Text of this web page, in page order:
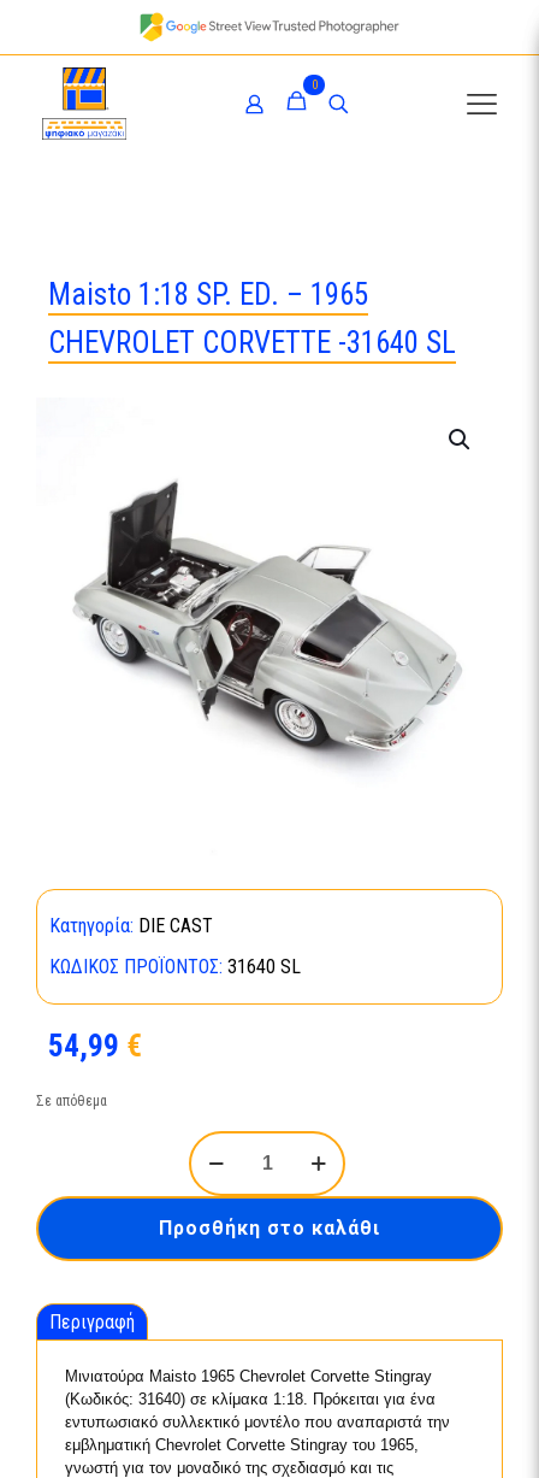
0
Maisto 1:18 SP. ED. – 1965
CHEVROLET CORVETTE -31640 SL
Κατηγορία: DIE CAST
ΚΩΔΙΚΌΣ ΠΡΟΪΌΝΤΟΣ: 31640 SL
54,99 €
Σε απόθεμα
Maisto
1:18
SP.
-
1965
ποσότητα
Προσθήκη στο καλάθι
Περιγραφή
Μινιατούρα Maisto 1965 Chevrolet Corvette Stingray
(Κωδικός: 31640) σε κλίμακα 1:18. Πρόκειται για ένα
εντυπωσιακό συλλεκτικό μοντέλο που αναπαριστά την
εμβληματική Chevrolet Corvette Stingray του 1965,
γνωστή για τον μοναδικό της σχεδιασμό και τις